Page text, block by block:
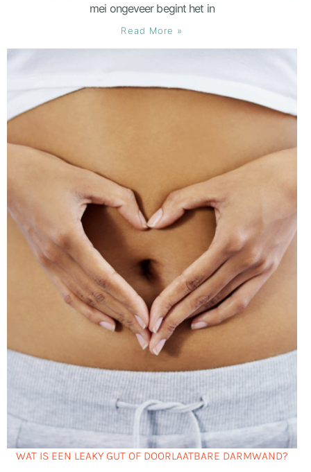
mei ongeveer begint het in
Read More »
WAT IS EEN LEAKY GUT OF DOORLAATBARE DARMWAND?